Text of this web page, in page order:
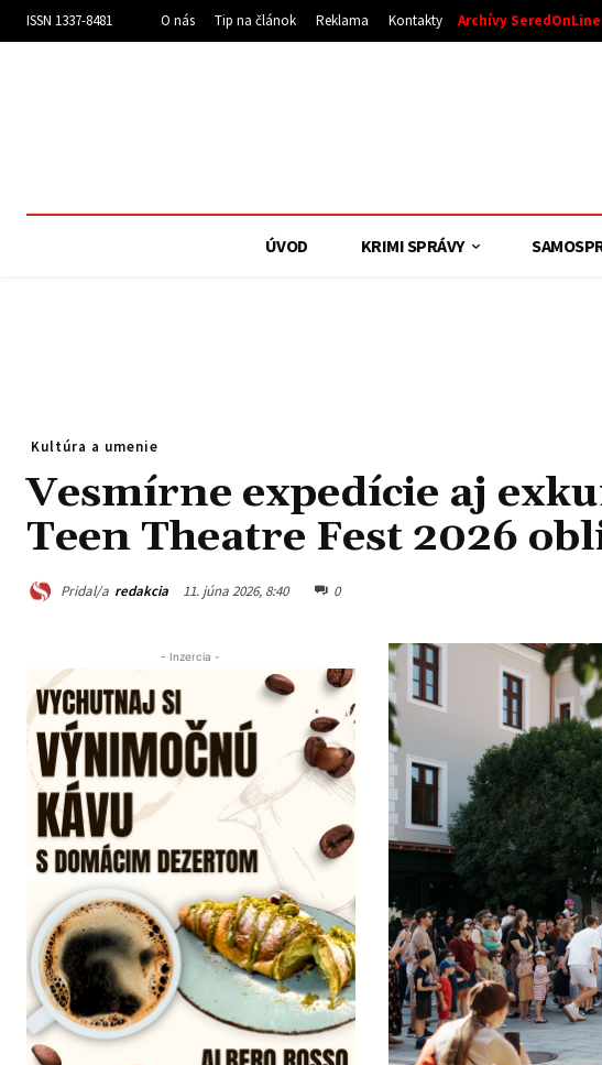
ISSN 1337-8481 O nás Tip na článok Reklama Kontakty Archívy SeredOnLine
ÚVOD KRIMI SPRÁVY
Kultúra a umenie
Vesmírne expedície aj
Teen Theatre Fest 2026
Pridal/a redakcia 11. júna 2026, 8:40 0
- Inzercia -